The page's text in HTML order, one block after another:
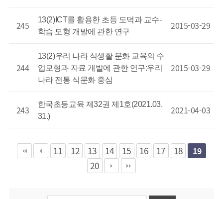
245
13(2)ICT를 활용한 초등 도덕과 교수-
학습 모형 개발에 관한 연구
2015-03-29
244
13(2)우리 나라 식생활 문화 교육의 수
업모형과 자료 개발에 관한 연구:우리
나라 전통 식문화 중심
2015-03-29
243
한국초등교육 제32권 제1호(2021.03.
31.)
2021-04-03
11 12 13 14 15 16 17 18 19
20